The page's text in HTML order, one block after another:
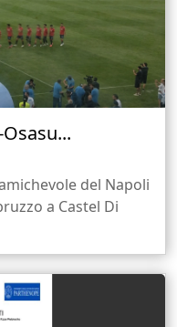
del Napoli
a Castel Di